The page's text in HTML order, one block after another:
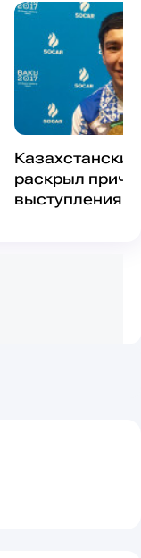
раскрыл
выступления